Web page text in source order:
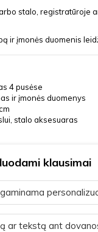
stalo, registratūroje
ir įmonės duomenis
4 pusėse
ir įmonės duomenys
stalo aksesuaras
klausimai
ar tekstą ant